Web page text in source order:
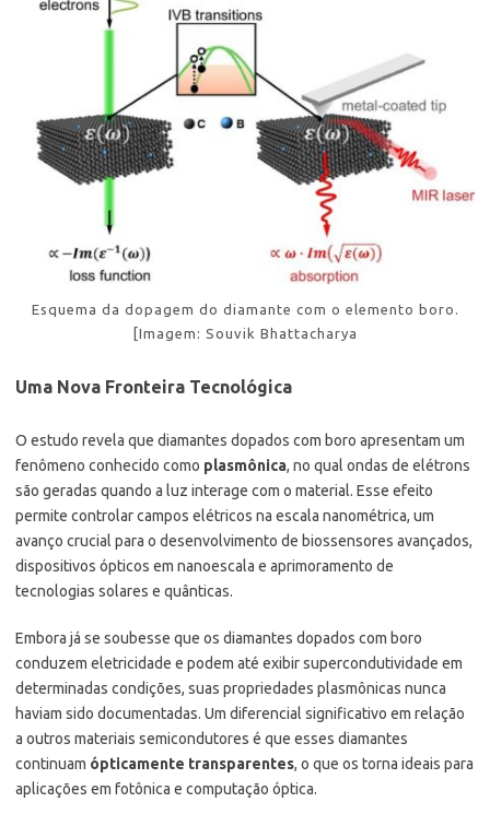
Esquema da dopagem do diamante com o elemento boro.
[Imagem: Souvik Bhattacharya
Uma Nova Fronteira Tecnológica
O estudo revela que diamantes dopados com boro apresentam um
fenômeno conhecido como plasmônica, no qual ondas de elétrons
são geradas quando a luz interage com o material. Esse efeito
permite controlar campos elétricos na escala nanométrica, um
avanço crucial para o desenvolvimento de biossensores avançados,
dispositivos ópticos em nanoescala e aprimoramento de
tecnologias solares e quânticas.
Embora já se soubesse que os diamantes dopados com boro
conduzem eletricidade e podem até exibir supercondutividade em
determinadas condições, suas propriedades plasmônicas nunca
haviam sido documentadas. Um diferencial significativo em relação
a outros materiais semicondutores é que esses diamantes
continuam ópticamente transparentes, o que os torna ideais para
aplicações em fotônica e computação óptica.